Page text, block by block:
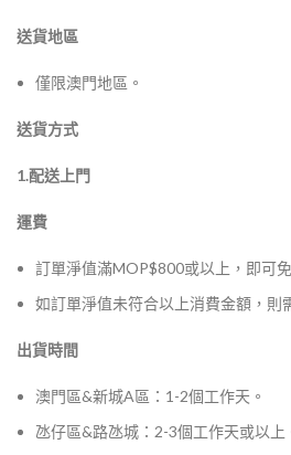
送貨地區
僅限澳門地區。
送貨方式
1.配送上門
運費
訂單淨值滿MOP$800或以上，即可免
如訂單淨值未符合以上消費金額，則
出貨時間
澳門區&新城A區：1-2個工作天。
氹仔區&路氹城：2-3個工作天或以上